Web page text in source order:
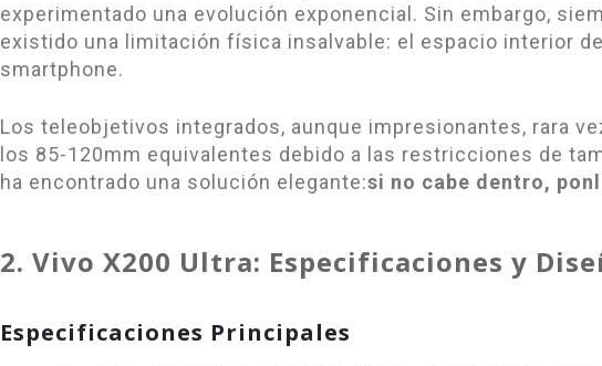
experimentado una evolución exponencial. Sin embargo,
existido una limitación física insalvable: el espacio interior
smartphone.
Los teleobjetivos integrados, aunque impresionantes, rara
los 85-120mm equivalentes debido a las restricciones de
ha encontrado una solución elegante:si no cabe dentro,
2. Vivo X200 Ultra: Especificaciones y
Especificaciones Principales